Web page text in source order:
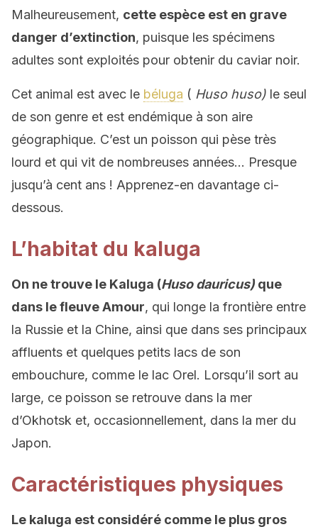
Malheureusement, cette espèce est en grave
danger d’extinction, puisque les spécimens
adultes sont exploités pour obtenir du caviar noir.
Cet animal est avec le béluga ( Huso huso) le seul
de son genre et est endémique à son aire
géographique. C’est un poisson qui pèse très
lourd et qui vit de nombreuses années… Presque
jusqu’à cent ans ! Apprenez-en davantage ci-
dessous.
L’habitat du kaluga
On ne trouve le Kaluga (Huso dauricus) que
dans le fleuve Amour, qui longe la frontière entre
la Russie et la Chine, ainsi que dans ses principaux
affluents et quelques petits lacs de son
embouchure, comme le lac Orel. Lorsqu’il sort au
large, ce poisson se retrouve dans la mer
d’Okhotsk et, occasionnellement, dans la mer du
Japon.
Caractéristiques physiques
Le kaluga est considéré comme le plus gros